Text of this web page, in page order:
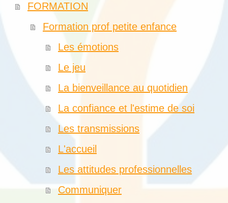
FORMATION
Formation prof petite enfance
Les émotions
Le jeu
La bienveillance au quotidien
La confiance et l'estime de soi
Les transmissions
L'accueil
Les attitudes professionnelles
Communiquer